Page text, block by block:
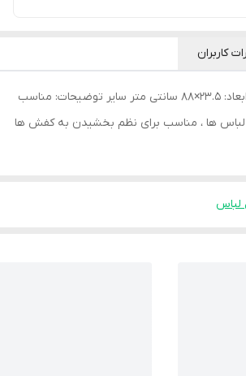
کاربران
جنس: پارچه و برزنت ابعاد: 23.5×88 سانتی متر سایر توضیحات: مناسب
ها ، مناسب برای نظم بخشیدن به کفش ها
لباس